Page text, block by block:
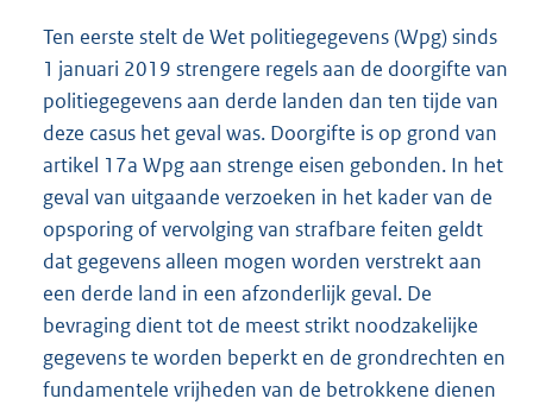
Ten eerste stelt de Wet politiegegevens (Wpg) sinds
1 januari 2019 strengere regels aan de doorgifte van
politiegegevens aan derde landen dan ten tijde van
deze casus het geval was. Doorgifte is op grond van
artikel 17a Wpg aan strenge eisen gebonden. In het
geval van uitgaande verzoeken in het kader van de
opsporing of vervolging van strafbare feiten geldt
dat gegevens alleen mogen worden verstrekt aan
een derde land in een afzonderlijk geval. De
bevraging dient tot de meest strikt noodzakelijke
gegevens te worden beperkt en de grondrechten en
fundamentele vrijheden van de betrokkene dienen